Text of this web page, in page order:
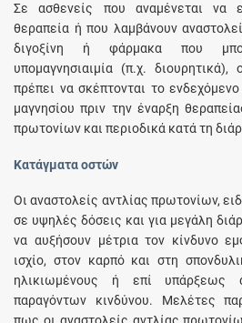
Σε ασθενείς που αναμένεται να
θεραπεία ή που λαμβάνουν
διγοξίνη ή φάρμακα που
υπομαγνησιαιμία (π.χ. διουρητικά),
πρέπει να σκέπτονται το
μαγνησίου πριν την έναρξη
πρωτονίων και περιοδικά κατά τη
Κατάγματα οστών
Οι αναστολείς αντλίας πρωτονίων,
σε υψηλές δόσεις και για μεγάλη
να αυξήσουν μέτρια τον κίνδυνο
ισχίο, στον καρπό και στη
ηλικιωμένους ή επί υπάρξεως
παραγόντων κινδύνου. Μελέτες